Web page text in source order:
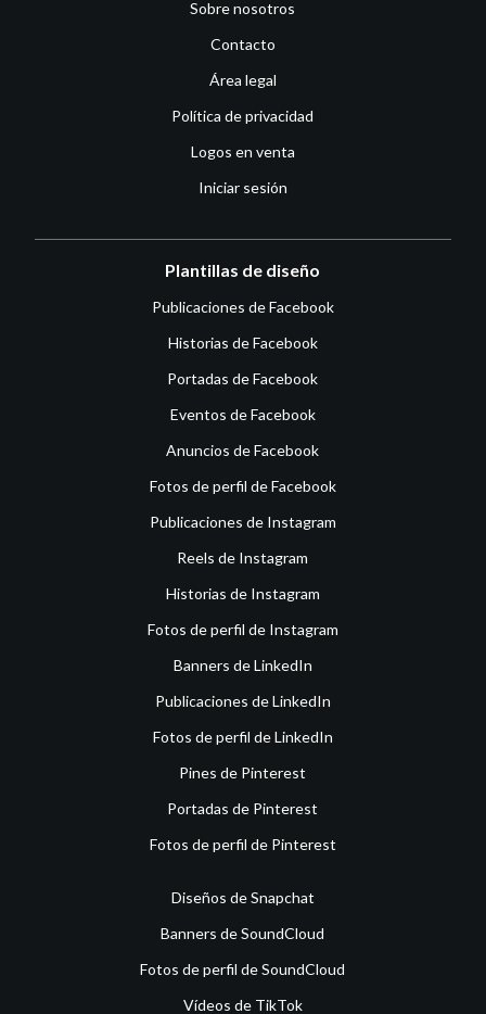
Sobre nosotros
Contacto
Área legal
Política de privacidad
Logos en venta
Iniciar sesión
Plantillas de diseño
Publicaciones de Facebook
Historias de Facebook
Portadas de Facebook
Eventos de Facebook
Anuncios de Facebook
Fotos de perfil de Facebook
Publicaciones de Instagram
Reels de Instagram
Historias de Instagram
Fotos de perfil de Instagram
Banners de LinkedIn
Publicaciones de LinkedIn
Fotos de perfil de LinkedIn
Pines de Pinterest
Portadas de Pinterest
Fotos de perfil de Pinterest
Diseños de Snapchat
Banners de SoundCloud
Fotos de perfil de SoundCloud
Vídeos de TikTok